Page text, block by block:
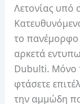
Λετονίας υπό
το πανέμορφο
αρκετά
Dubulti. Μόνο
φτάσετε
την αμμώδη